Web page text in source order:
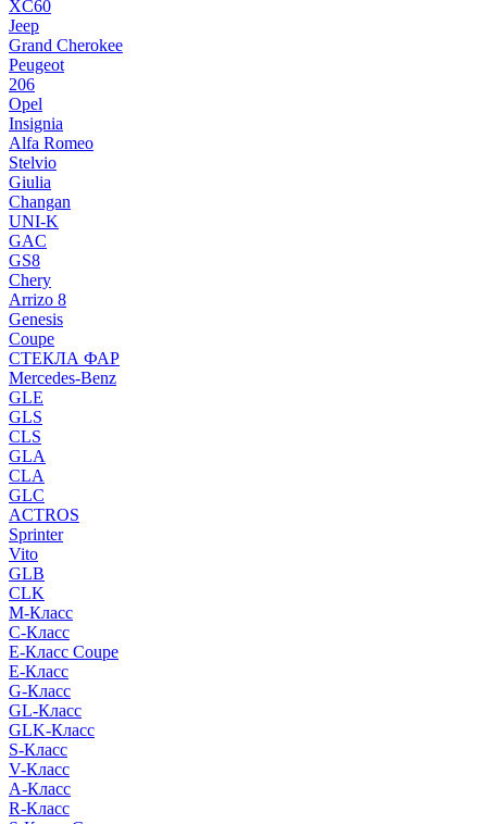
XC60
Jeep
Grand Cherokee
Peugeot
206
Opel
Insignia
Alfa Romeo
Stelvio
Giulia
Changan
UNI-K
GAC
GS8
Chery
Arrizo 8
Genesis
Coupe
СТЕКЛА ФАР
Mercedes-Benz
GLE
GLS
CLS
GLA
CLA
GLC
ACTROS
Sprinter
Vito
GLB
CLK
M-Класс
C-Класс
E-Класс Coupe
E-Класс
G-Класс
GL-Класс
GLK-Класс
S-Класс
V-Класс
A-Класс
R-Класс